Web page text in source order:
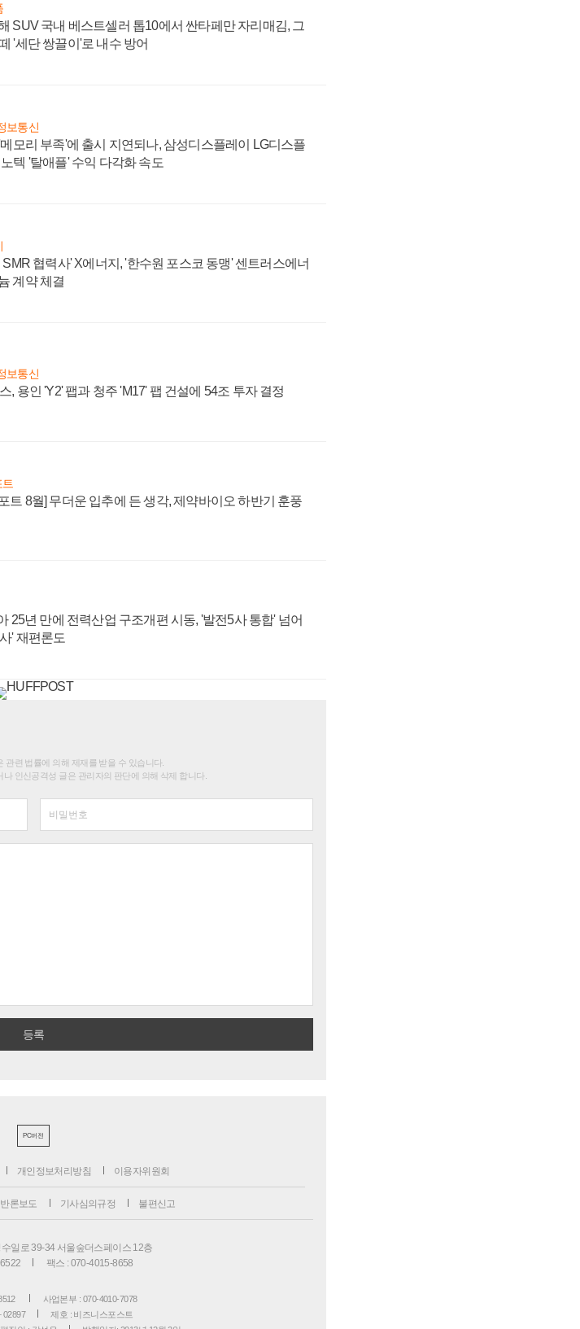
SUV 국내 베스트셀러 톱10에서 싼타페만 자리매김, 그
'세단 쌍끌이'로 내수 방어
보통신
모리 부족'에 출시 지연되나, 삼성디스플레이 LG디스플
텍 '탈애플' 수익 다각화 속도
협력사' X에너지, '한수원 포스코 동맹' 센트러스에너
계약 체결
보통신
, 용인 'Y2' 팹과 청주 'M17' 팹 건설에 54조 투자 결정
트 8월] 무더운 입추에 든 생각, 제약바이오 하반기 훈풍
25년 만에 전력산업 구조개편 시동, '발전5사 통합' 넘어
' 재편론도
련 법률에 의해 제재를 받을 수 있습니다.
인신공격성 글은 관리자의 판단에 의해 삭제 합니다.
PC버전
개인정보처리방침 이용자위원회
론보도 기사심의규정 불편신고
일로 39-34 서울숲더스페이스 12층
팩스 : 070-4015-8658
사업본부 : 070-4010-7078
02897
제호 : 비즈니스포스트